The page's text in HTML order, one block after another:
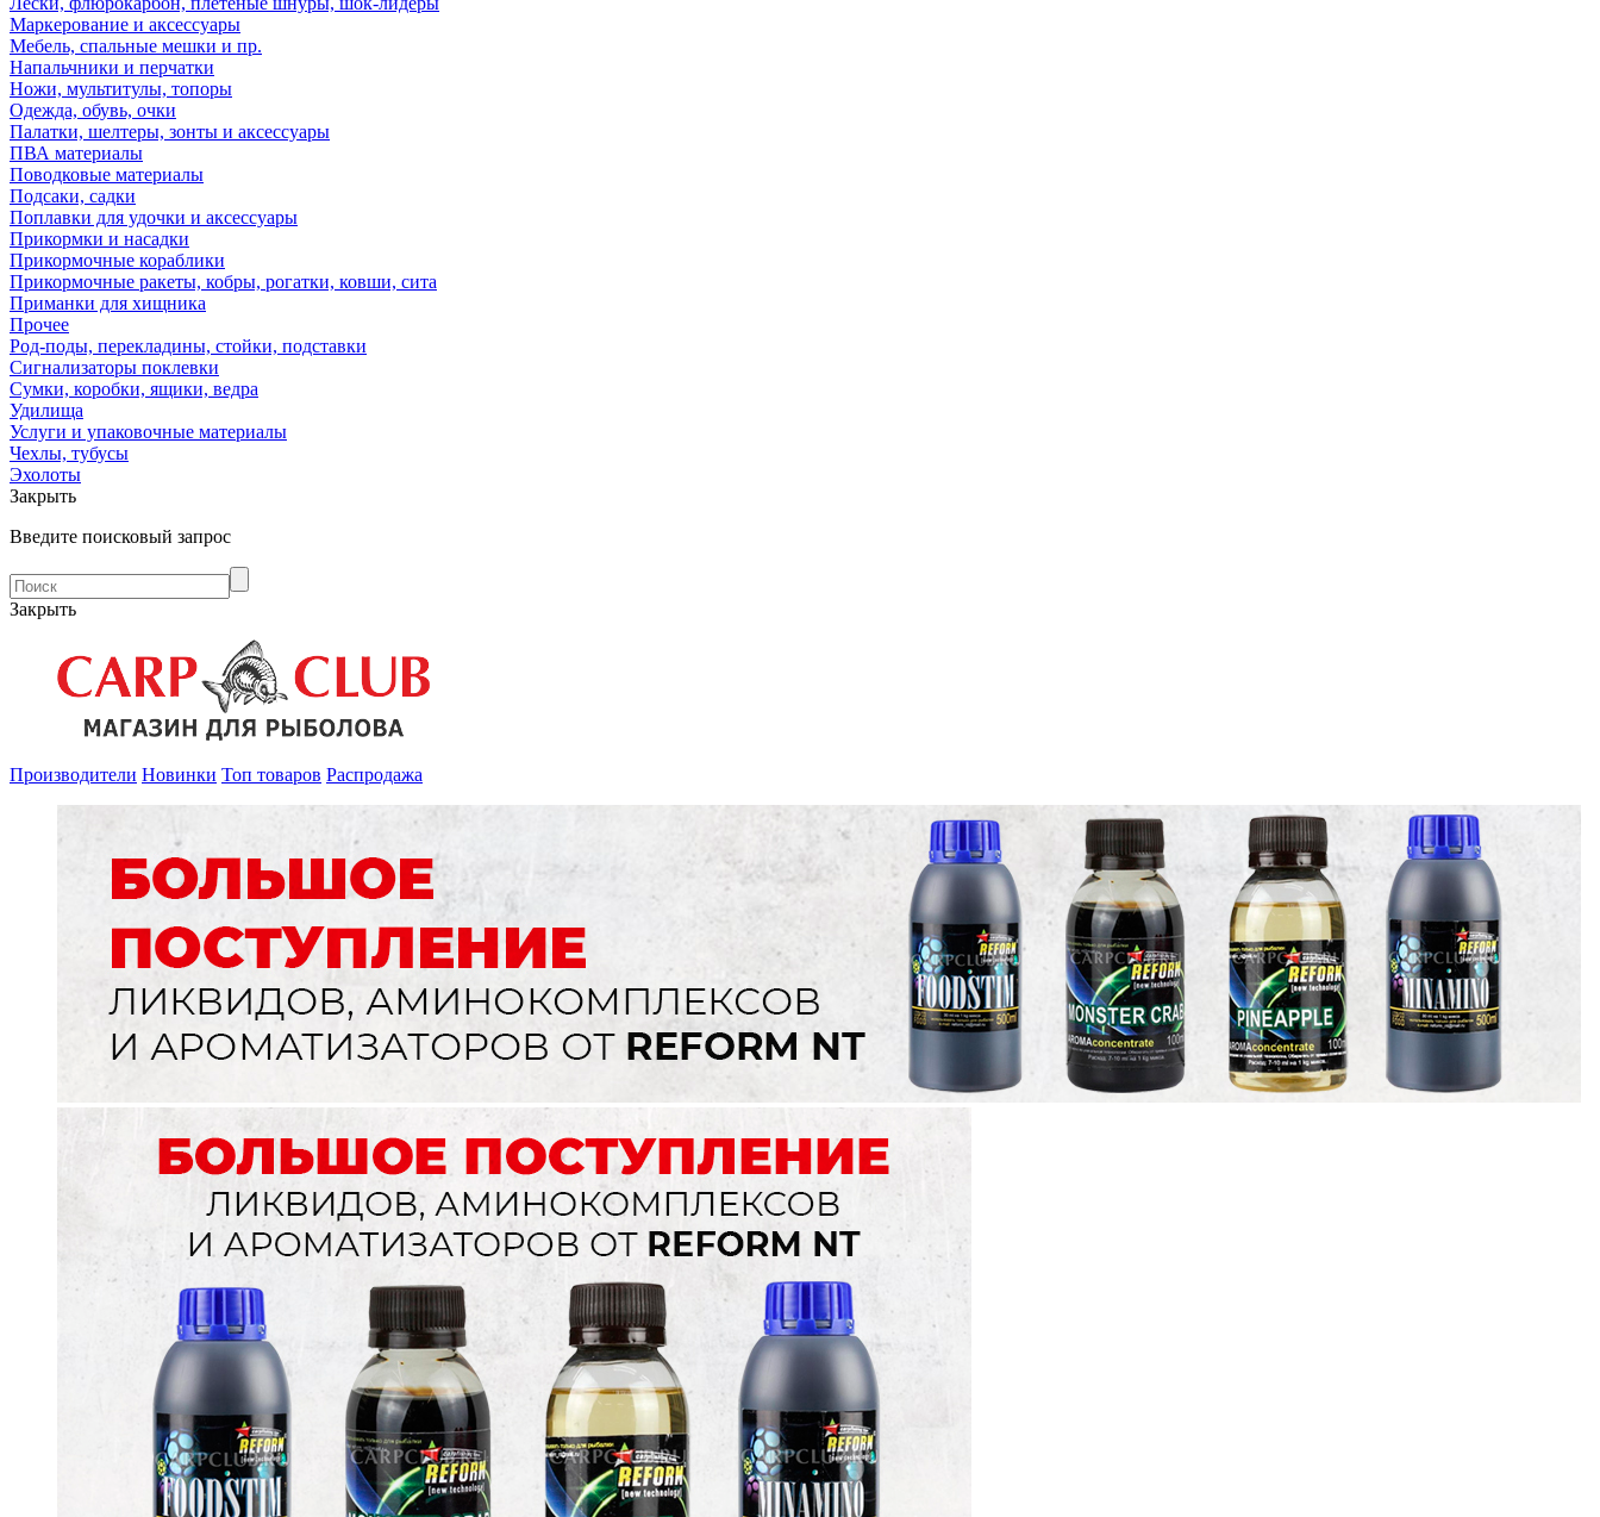
Маркерование и аксессуары
Мебель, спальные мешки и пр.
Напальчники и перчатки
Ножи, мультитулы, топоры
Одежда, обувь, очки
Палатки, шелтеры, зонты и аксессуары
ПВА материалы
Поводковые материалы
Подсаки, садки
Поплавки для удочки и аксессуары
Прикормки и насадки
Прикормочные кораблики
Прикормочные ракеты, кобры, рогатки, ковши, сита
Приманки для хищника
Прочее
Род-поды, перекладины, стойки, подставки
Сигнализаторы поклевки
Сумки, коробки, ящики, ведра
Удилища
Услуги и упаковочные материалы
Чехлы, тубусы
Эхолоты
Закрыть
Введите поисковый запрос
Закрыть
Производители Новинки Топ товаров Распродажа